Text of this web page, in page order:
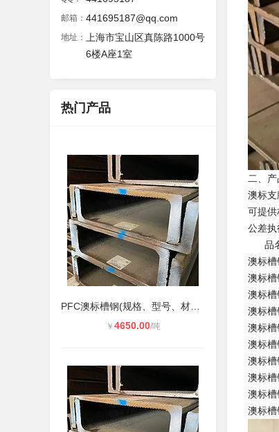
邮箱： 441695187@qq.com
地址：
上海市宝山区真陈路1000号
6楼A座1室
热门产品
￥ 4650.00/吨
二、
澳标支
可提
公差执
澳标
澳标
澳标
澳标
澳标
澳标
澳标
澳标
澳标
澳标